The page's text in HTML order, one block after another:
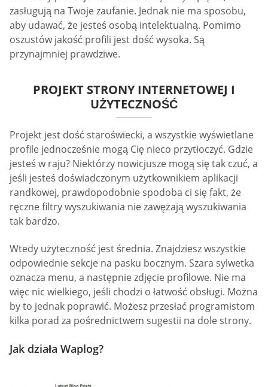
zasługują na Twoje zaufanie. Jednak nie ma sposobu,
aby udawać, że jesteś osobą intelektualną. Pomimo
oszustów jakość profili jest dość wysoka. Są
przynajmniej prawdziwe.
PROJEKT STRONY INTERNETOWEJ I
UŻYTECZNOŚĆ
Projekt jest dość staroświecki, a wszystkie wyświetlane
profile jednocześnie mogą Cię nieco przytłoczyć. Gdzie
jesteś w raju? Niektórzy nowicjusze mogą się tak czuć, a
jeśli jesteś doświadczonym użytkownikiem aplikacji
randkowej, prawdopodobnie spodoba ci się fakt, że
ręczne filtry wyszukiwania nie zawężają wyszukiwania
tak bardzo.
Wtedy użyteczność jest średnia. Znajdziesz wszystkie
odpowiednie sekcje na pasku bocznym. Szara sylwetka
oznacza menu, a następnie zdjęcie profilowe. Nie ma
więc nic wielkiego, jeśli chodzi o łatwość obsługi. Można
by to jednak poprawić. Możesz przesłać programistom
kilka porad za pośrednictwem sugestii na dole strony.
Jak działa Waplog?